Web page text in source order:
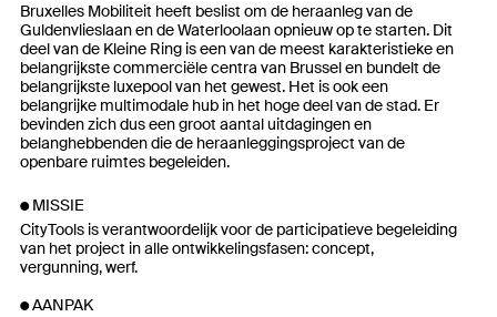
Bruxelles Mobiliteit heeft beslist om de heraanleg van de
Guldenvlieslaan en de Waterloolaan opnieuw op te starten. Dit
deel van de Kleine Ring is een van de meest karakteristieke en
belangrijkste commerciële centra van Brussel en bundelt de
belangrijkste luxepool van het gewest. Het is ook een
belangrijke multimodale hub in het hoge deel van de stad. Er
bevinden zich dus een groot aantal uitdagingen en
belanghebbenden die de heraanleggingsproject van de
openbare ruimtes begeleiden.
MISSIE
CityTools is verantwoordelijk voor de participatieve begeleiding
van het project in alle ontwikkelingsfasen: concept,
vergunning, werf.
AANPAK